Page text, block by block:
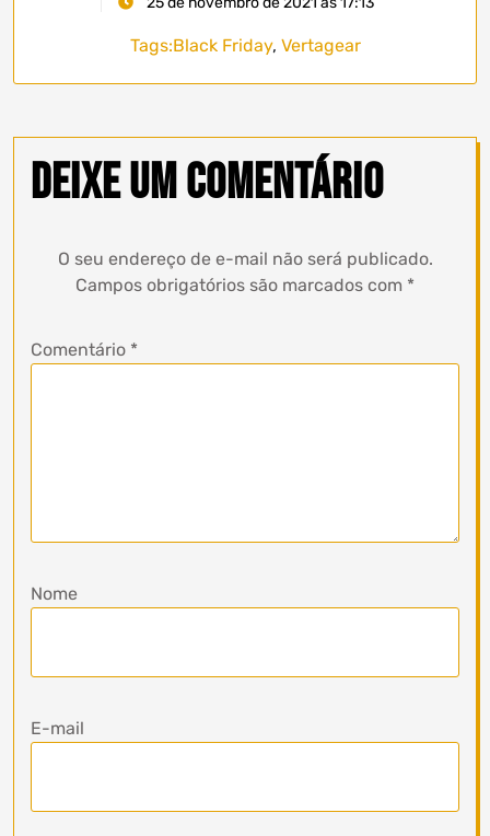
Tags:Black Friday, Vertagear
Deixe um comentário
O seu endereço de e-mail não será publicado.
Campos obrigatórios são marcados com *
Comentário *
Nome
E-mail